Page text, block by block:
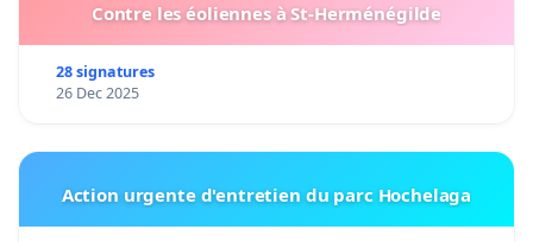
Contre les éoliennes à St-Herménégilde
28 signatures
26 Dec 2025
Action urgente d'entretien du parc Hochelaga